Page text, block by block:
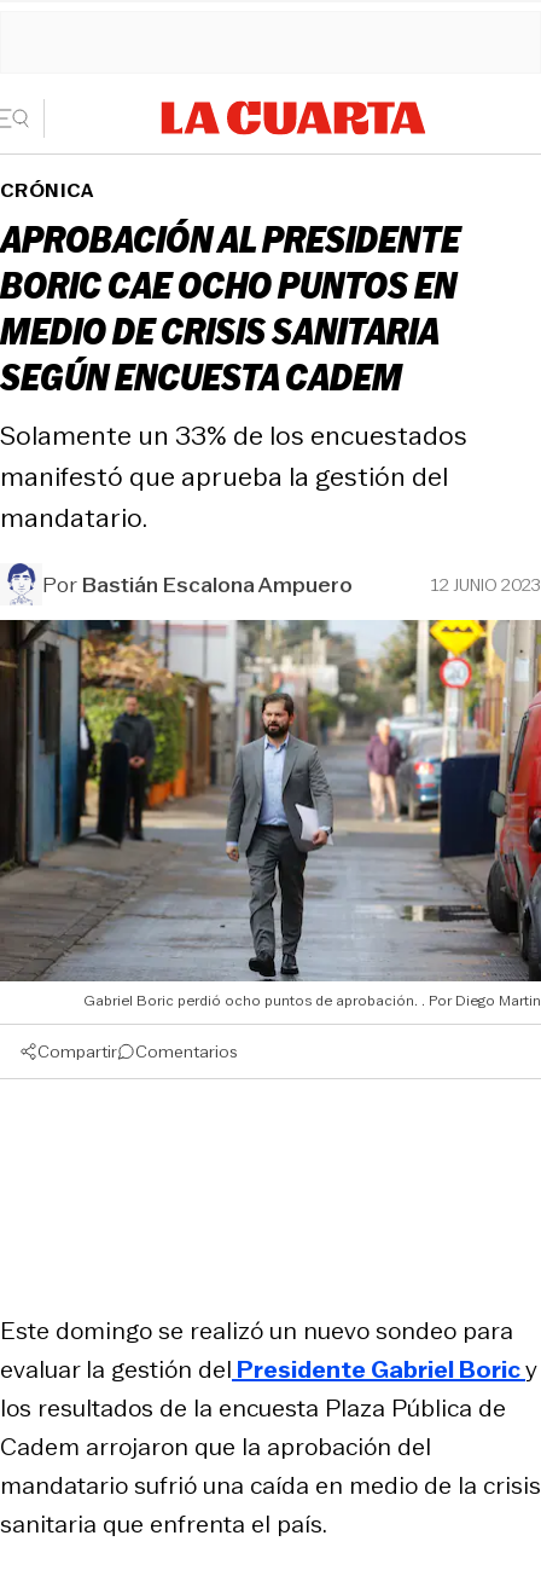
CRÓNICA
APROBACIÓN AL PRESIDENTE
BORIC CAE OCHO PUNTOS EN
MEDIO DE CRISIS SANITARIA
SEGÚN ENCUESTA CADEM
Solamente un 33% de los encuestados
manifestó que aprueba la gestión del
mandatario.
PorBastián Escalona Ampuero 12 JUNIO 2023
Gabriel Boric perdió ocho puntos de aprobación. Diego Martin
Compartir Comentarios
Este domingo se realizó un nuevo sondeo para
evaluar la gestión del Presidente Gabriel Boricy
los resultados de la encuesta Plaza Pública de
Cadem arrojaron que la aprobación del
mandatario sufrió una caída en medio de la crisis
sanitaria que enfrenta el país.